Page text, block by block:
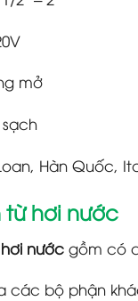
mở
Hàn Quốc,
từ hơi nước
nướcgồm có
các bộ phận